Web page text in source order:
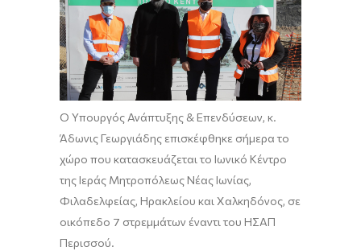
Ο Υπουργός Ανάπτυξης & Επενδύσεων, κ.
Άδωνις Γεωργιάδης επισκέφθηκε σήμερα το
χώρο που κατασκευάζεται το Ιωνικό Κέντρο
της Ιεράς Μητροπόλεως Νέας Ιωνίας,
Φιλαδελφείας, Ηρακλείου και Χαλκηδόνος, σε
οικόπεδο 7 στρεμμάτων έναντι του ΗΣΑΠ
Περισσού.